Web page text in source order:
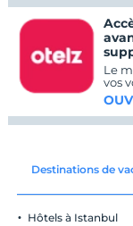
Le
vos
Destinations de
Hôtels à Istanbul